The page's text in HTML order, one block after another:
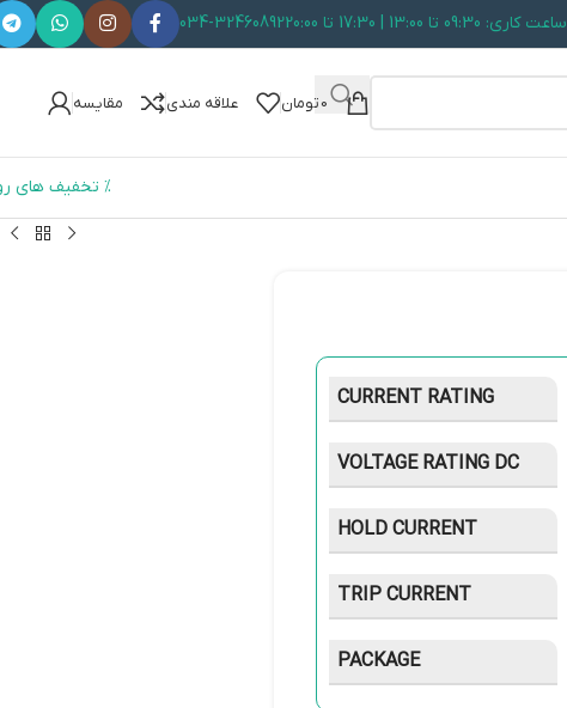
ساعت کاری: 09:30 تا 13:00 | 17:30 تا 20:00 034-32460892
0تومان علاقه مندی مقایسه
% تخفیف های
CURRENT RATING
VOLTAGE RATING DC
HOLD CURRENT
TRIP CURRENT
PACKAGE